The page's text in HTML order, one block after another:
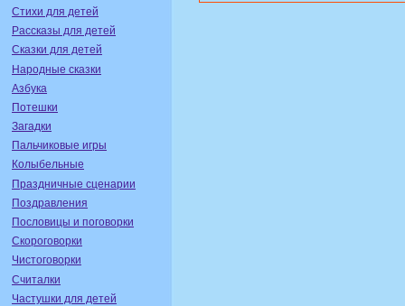
Стихи для детей
Рассказы для детей
Сказки для детей
Народные сказки
Азбука
Потешки
Загадки
Пальчиковые игры
Колыбельные
Праздничные сценарии
Поздравления
Пословицы и поговорки
Скороговорки
Чистоговорки
Считалки
Частушки для детей